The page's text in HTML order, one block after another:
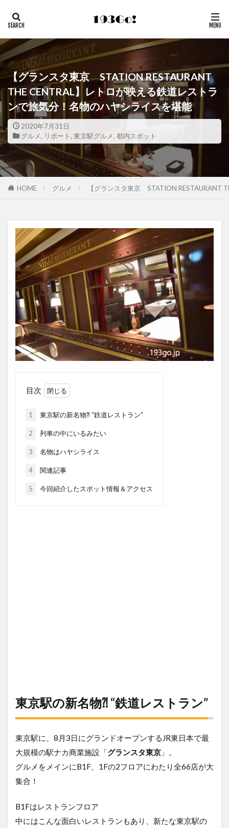
【グランスタ東京 STATION RESTAURANT
THE CENTRAL】レトロが映える鉄道レストラ
ンで旅気分！名物のハヤシライスを堪能
2020年7月31日
グルメ, リポート, 東京駅グルメ, 都内スポット
HOME グルメ 【グランスタ東京 STATION RESTAURANT
目次
1 東京駅の新名物⁈ “鉄道レストラン”
2 列車の中にいるみたい
3 名物はハヤシライス
4 関連記事
5 今回紹介したスポット情報＆アクセス
東京駅の新名物⁈ “鉄道レストラン”
東京駅に、8月3日にグランドオープンするJR東日本で最
大規模の駅ナカ商業施設「グランスタ東京 」。
グルメをメインにB1F、1Fの2フロアにわたり全66店が大
集合！
B1Fはレストランフロア
中にはこんな面白いレストランもあり、新たな東京駅の